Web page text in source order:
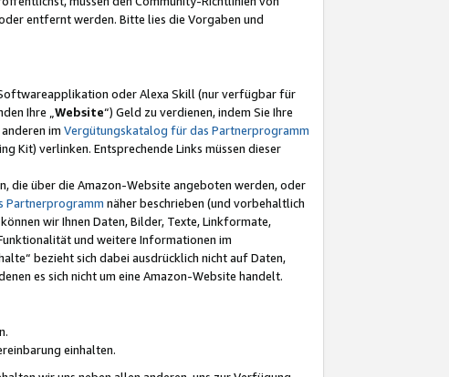
entfernt werden. Bitte lies die Vorgaben und
oder Alexa Skill (nur verfügbar für
Ihre „ Website“) Geld zu verdienen, indem Sie Ihre
im Vergütungskatalog für das Partnerprogramm
Kit) verlinken. Entsprechende Links müssen dieser
die über die Amazon-Website angeboten werden, oder
Partnerprogramm näher beschrieben (und vorbehaltlich
wir Ihnen Daten, Bilder, Texte, Linkformate,
und weitere Informationen im
bezieht sich dabei ausdrücklich nicht auf Daten,
es sich nicht um eine Amazon-Website handelt.
einhalten.